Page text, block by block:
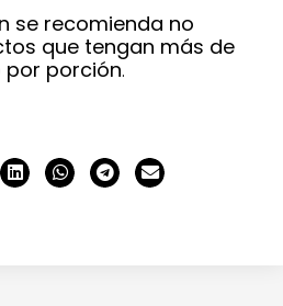
se recomienda no
que tengan más de
por porción.